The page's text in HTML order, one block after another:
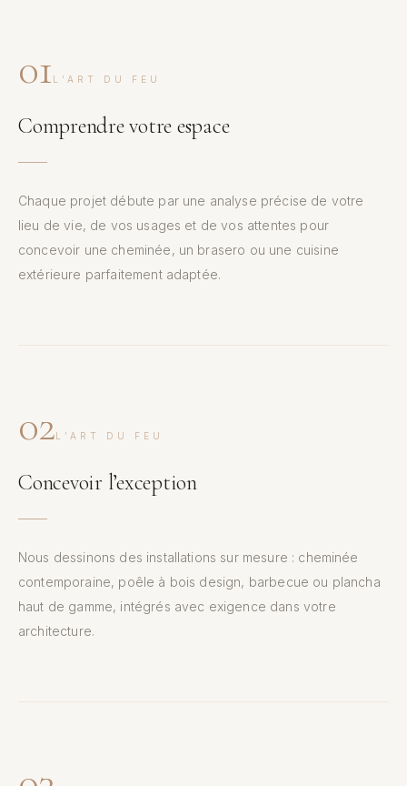
01 L’ART DU FEU
Comprendre votre espace
Chaque projet débute par une analyse précise de votre
lieu de vie, de vos usages et de vos attentes pour
concevoir une cheminée, un brasero ou une cuisine
extérieure parfaitement adaptée.
02 L’ART DU FEU
Concevoir l’exception
Nous dessinons des installations sur mesure : cheminée
contemporaine, poêle à bois design, barbecue ou plancha
haut de gamme, intégrés avec exigence dans votre
architecture.